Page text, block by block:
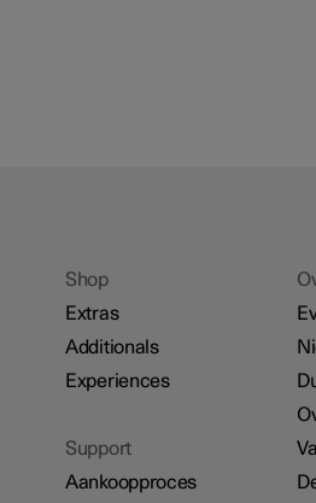
Shop
Extras
Additionals
Experiences
Support
Aankoopproces